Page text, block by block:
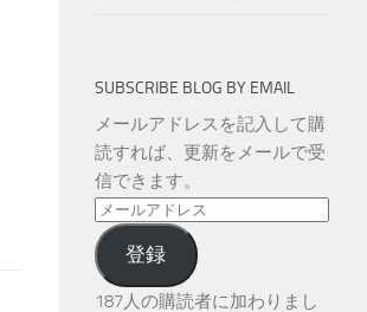
SUBSCRIBE BLOG BY EMAIL
メールアドレスを記入して購
読すれば、更新をメールで受
信できます。
メ
ー
ル
ア
登録
187人の購読者に加わりまし